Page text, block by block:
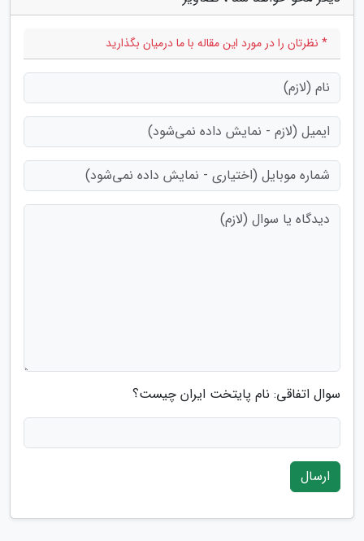
* نظرتان را در مورد این مقاله با ما درمیان بگذارید
سوال اتفاقی: نام پایتخت ایران چیست؟
ارسال